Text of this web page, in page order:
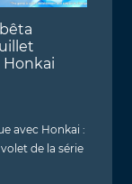
Honkai
avec Honkai :
de la série